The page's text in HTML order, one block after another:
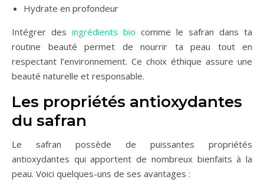
Hydrate en profondeur
Intégrer des ingrédients bio comme le safran dans ta
routine beauté permet de nourrir ta peau tout en
respectant l’environnement. Ce choix éthique assure une
beauté naturelle et responsable.
Les propriétés antioxydantes
du safran
Le safran possède de puissantes propriétés
antioxydantes qui apportent de nombreux bienfaits à la
peau. Voici quelques-uns de ses avantages :